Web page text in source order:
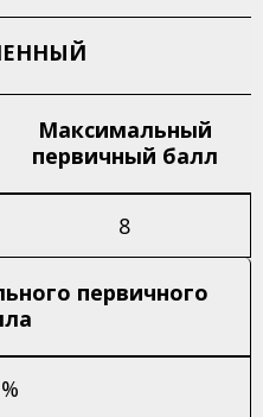
Максимальный
первичный балл
8
первичного